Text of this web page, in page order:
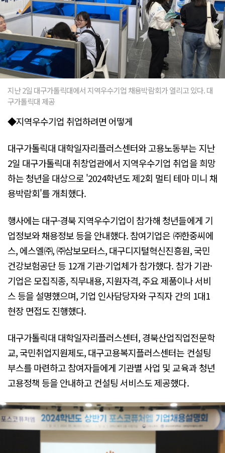
지난 2일 대구가톨릭대에서 지역우수기업 채용박람회가 열리고 있다. 대
구가톨릭대 제공
◆지역우수기업 취업하려면 어떻게
대구가톨릭대 대학일자리플러스센터와 고용노동부는 지난
2일 대구가톨릭대 취창업관에서 지역우수기업 취업을 희망
하는 청년을 대상으로 '2024학년도 제2회 멀티 테마 미니 채
용박람회'를 개최했다.
행사에는 대구·경북 지역우수기업이 참가해 청년들에게 기
업정보와 채용정보 등을 안내했다. 참여기업은 ㈜한중씨에
스, 에스엘㈜, ㈜삼보모터스, 대구디지털혁신진흥원, 국민
건강보험공단 등 12개 기관·기업체가 참가했다. 참가 기관·
기업은 모집직종, 직무내용, 지원자격, 주요 제품이나 서비
스 등을 설명했으며, 기업 인사담당자와 구직자 간의 1대1
현장 면접도 진행했다.
대구가톨릭대 대학일자리플러스센터, 경북산업직업전문학
교, 국민취업지원제도, 대구고용복지플러스센터는 컨설팅
부스를 마련하고 참여자들에게 기관별 사업 및 교육과 청년
고용정책 등을 안내하고 컨설팅 서비스도 제공했다.